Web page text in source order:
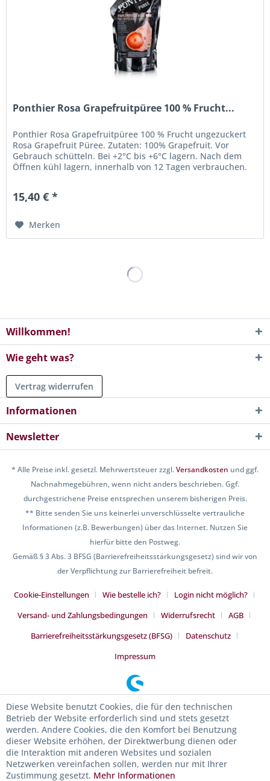
Ponthier Rosa Grapefruitpüree 100 % Frucht...
Ponthier Rosa Grapefruitpüree 100 % Frucht ungezuckert
Rosa Grapefruit Püree. Zutaten: 100% Grapefruit. Vor
Gebrauch schütteln. Bei +2°C bis +6°C lagern. Nach dem
Öffnen kühl lagern, innerhalb von 12 Tagen verbrauchen.
15,40 € *
Merken
Willkommen!
Wie geht was?
Vertrag widerrufen
Informationen
Newsletter
* Alle Preise inkl. gesetzl. Mehrwertsteuer zzgl.Versandkosten und ggf.
Nachnahmegebühren, wenn nicht anders beschrieben. Ggf.
durchgestrichene Preise entsprechen unserem bisherigen Preis.
** Bitte senden Sie uns keinerlei unverschlüsselte vertrauliche
Informationen (z.B. Bewerbungen) über das Internet. Nutzen Sie
hierfür bitte den Postweg.
Gemäß § 3 Abs. 3 BFSG (Barrierefreiheitsstärkungsgesetz) sind wir von
der Verpflichtung zur Barrierefreiheit befreit.
Cookie-Einstellungen Wie bestelle ich?
Login nicht möglich?
Versand- und Zahlungsbedingungen
Widerrufsrecht
AGB
Barrierefreiheitsstärkungsgesetz (BFSG)
Datenschutz
Impressum
Diese Website benutzt Cookies, die für den technischen
Betrieb der Website erforderlich sind und stets gesetzt
werden. Andere Cookies, die den Komfort bei Benutzung
dieser Website erhöhen, der Direktwerbung dienen oder
die Interaktion mit anderen Websites und sozialen
Netzwerken vereinfachen sollen, werden nur mit Ihrer
Zustimmung gesetzt. Mehr Informationen